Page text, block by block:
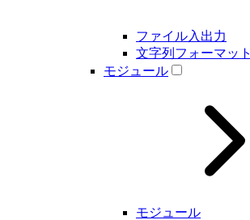
ファイル入出力
文字列フォーマット
モジュール
モジュール